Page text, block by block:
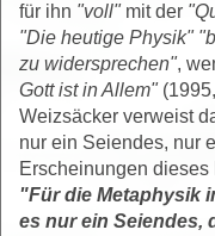
für ihn "voll"mit der
"Die heutige Physik"
zu widersprechen",
Gott ist in Allem"
Weizsäcker verweist
nur ein Seiendes, nur
Erscheinungen dieses
"Für die Metaphysik
es nur ein Seiendes,